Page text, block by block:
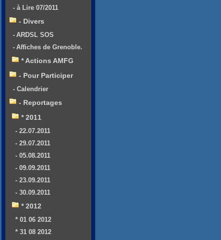
- à Lire 07/2011
- Divers
- ARDSL SOS
- Affiches de Grenoble.
* Actions AMFG
- Pour Participer
- Calendrier
- Reportages
* 2011
- 22.07.2011
- 29.07.2011
- 05.08.2011
- 09.09.2011
- 23.09.2011
- 30.09.2011
* 2012
* 01 06 2012
* 31 08 2012